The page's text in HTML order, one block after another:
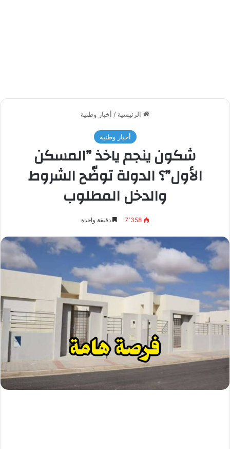
الرئيسية / أخبار وطنية
أخبار وطنية
شكون ينجم ياخذ ”المسكن
الأول”؟ الدولة توضّح الشروط
والدخل المطلوب
7٬358 دقيقة واحدة